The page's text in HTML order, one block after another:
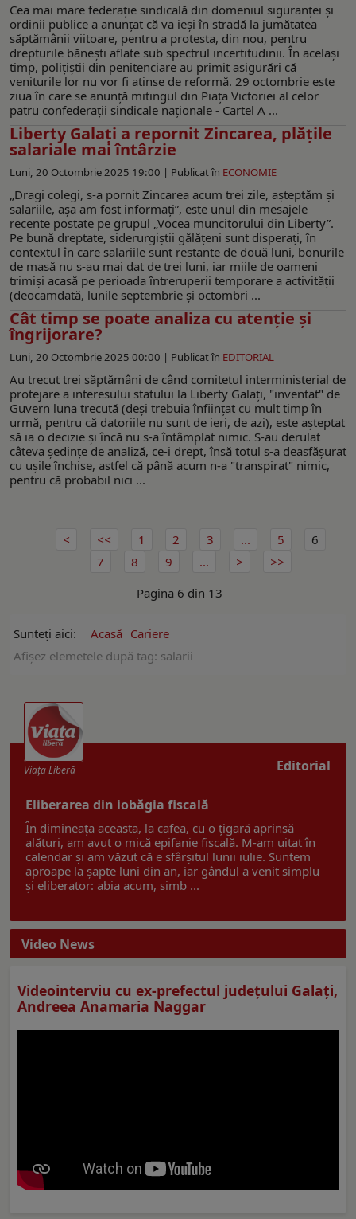
Cea mai mare federație sindicală din domeniul siguranței și
ordinii publice a anunțat că va ieși în stradă la jumătatea
săptămânii viitoare, pentru a protesta, din nou, pentru
drepturile bănești aflate sub spectrul incertitudinii. În același
timp, polițiștii din penitenciare au primit asigurări că
veniturile lor nu vor fi atinse de reformă. 29 octombrie este
ziua în care se anunță mitingul din Piața Victoriei al celor
patru confederații sindicale naționale - Cartel A ...
Liberty Galaţi a repornit Zincarea, plățile
salariale mai întârzie
Luni, 20 Octombrie 2025 19:00 | Publicat în ECONOMIE
„Dragi colegi, s-a pornit Zincarea acum trei zile, așteptăm și
salariile, așa am fost informați”, este unul din mesajele
recente postate pe grupul „Vocea muncitorului din Liberty”.
Pe bună dreptate, siderurgiștii gălățeni sunt disperați, în
contextul în care salariile sunt restante de două luni, bonurile
de masă nu s-au mai dat de trei luni, iar miile de oameni
trimiși acasă pe perioada întreruperii temporare a activității
(deocamdată, lunile septembrie și octombri ...
Cât timp se poate analiza cu atenţie şi
îngrijorare?
Luni, 20 Octombrie 2025 00:00 | Publicat în EDITORIAL
Au trecut trei săptămâni de când comitetul interministerial de
protejare a interesului statului la Liberty Galaţi, "inventat" de
Guvern luna trecută (deşi trebuia înfiinţat cu mult timp în
urmă, pentru că datoriile nu sunt de ieri, de azi), este aşteptat
să ia o decizie şi încă nu s-a întâmplat nimic. S-au derulat
câteva şedinţe de analiză, ce-i drept, însă totul s-a deasfăşurat
cu uşile închise, astfel că până acum n-a "transpirat" nimic,
pentru că probabil nici ...
1 2 3 ... 5
6
7
8 9
...
Pagina 6 din 13
Sunteți aici: Acasă Cariere
Afişez elemetele după tag: salarii
Editorial
Viaţa Liberă
Eliberarea din iobăgia fiscală
În dimineața aceasta, la cafea, cu o țigară aprinsă
alături, am avut o mică epifanie fiscală. M-am uitat în
calendar și am văzut că e sfârșitul lunii iulie. Suntem
aproape la șapte luni din an, iar gândul a venit simplu
și eliberator: abia acum, simb ...
Video News
Videointerviu cu ex-prefectul judeţului Galaţi,
Andreea Anamaria Naggar